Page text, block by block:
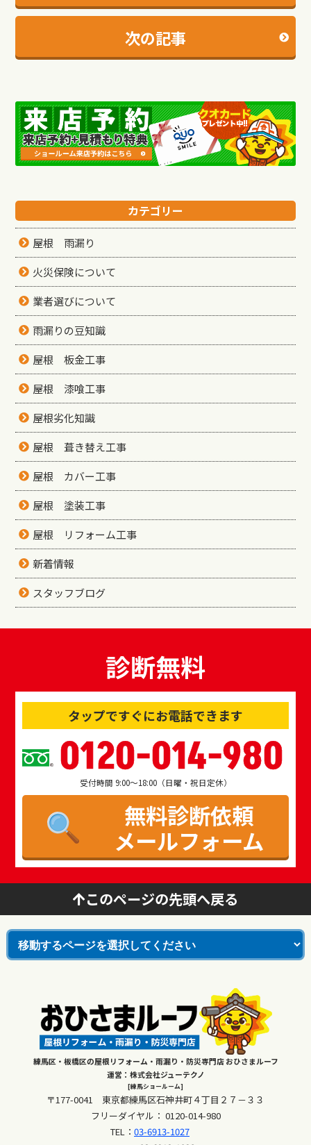
次の記事
カテゴリー
屋根 雨漏り
火災保険について
業者選びについて
雨漏りの豆知識
屋根 板金工事
屋根 漆喰工事
屋根劣化知識
屋根 葺き替え工事
屋根 カバー工事
屋根 塗装工事
屋根 リフォーム工事
新着情報
スタッフブログ
診断無料
タップですぐにお電話できます
0120-014-980
受付時間 9:00～18:00（日曜・祝日定休）
無料診断依頼
メールフォーム
このページの先頭へ戻る
練馬区・板橋区の屋根リフォーム・雨漏り・防災専門店 おひさまルーフ
運営：株式会社ジューテクノ
[練馬ショールーム]
〒177-0041 東京都練馬区石神井町４丁目２７－３３
フリーダイヤル： 0120-014-980
TEL： 03-6913-1027